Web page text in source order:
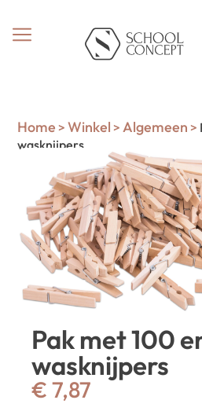
Home > Winkel > Algemeen >
wasknijpers
Pak met 100
wasknijpers
€ 7,87